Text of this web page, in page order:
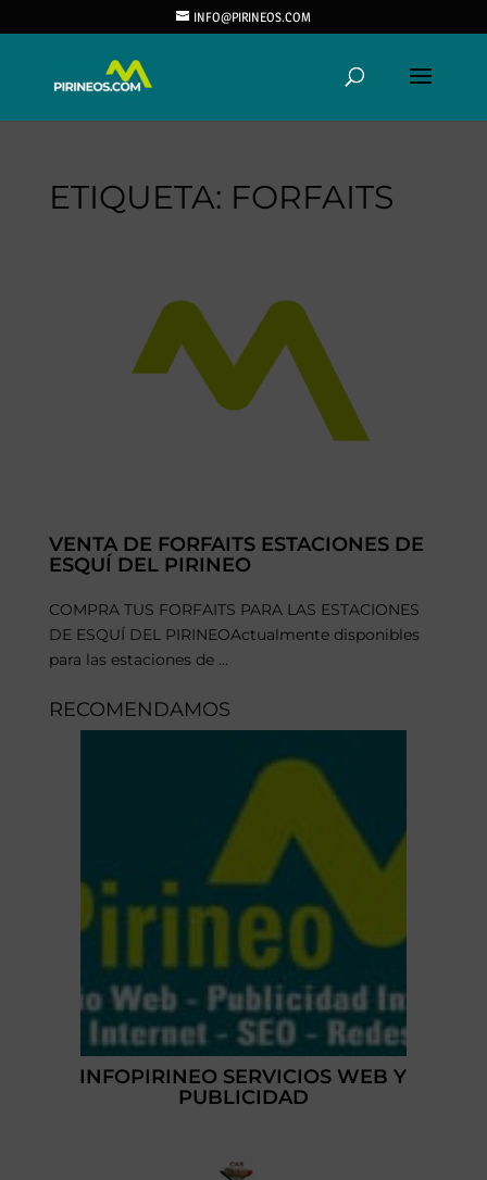
INFO@PIRINEOS.COM
ETIQUETA: FORFAITS
VENTA DE FORFAITS ESTACIONES DE
ESQUÍ DEL PIRINEO
COMPRA TUS FORFAITS PARA LAS ESTACIONES
DE ESQUÍ DEL PIRINEOActualmente disponibles
para las estaciones de ...
RECOMENDAMOS
INFOPIRINEO SERVICIOS WEB Y
PUBLICIDAD